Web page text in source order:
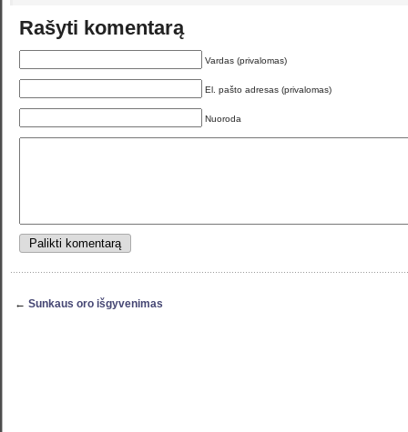
Rašyti komentarą
Vardas (privalomas)
El. pašto adresas (privalomas)
Nuoroda
← Sunkaus oro išgyvenimas